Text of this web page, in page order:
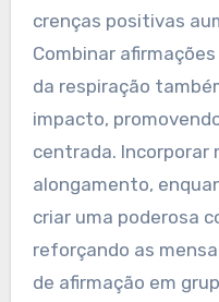
crenças positivas
Combinar
da respiração
impacto,
centrada. Incorporar
alongamento,
criar uma poderosa
reforçando as
de afirmação em